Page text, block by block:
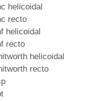
helicoidal
recto
helicoidal
recto
helicoidal
recto